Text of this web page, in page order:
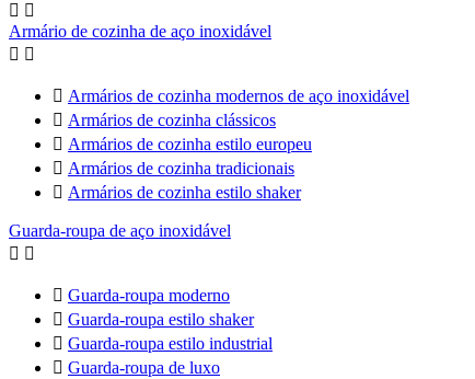
 
Armário de cozinha de aço inoxidável
 
 Armários de cozinha modernos de aço inoxidável
 Armários de cozinha clássicos
 Armários de cozinha estilo europeu
 Armários de cozinha tradicionais
 Armários de cozinha estilo shaker
Guarda-roupa de aço inoxidável
 
 Guarda-roupa moderno
 Guarda-roupa estilo shaker
 Guarda-roupa estilo industrial
 Guarda-roupa de luxo